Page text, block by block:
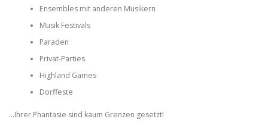
Ensembles mit anderen Musikern
Musik Festivals
Paraden
Privat-Parties
Highland Games
Dorffeste
…Ihrer Phantasie sind kaum Grenzen gesetzt!